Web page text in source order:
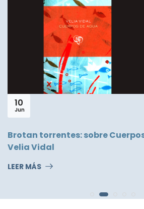
torrentes: sobre Cuerpos de
Vidal